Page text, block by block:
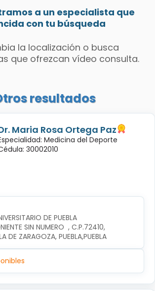
a un especialista que
con tu búsqueda
la localización o busca
que ofrezcan vídeo consulta.
resultados
Maria Rosa Ortega Paz
Medicina del Deporte
30002010
DE PUEBLA
SIN NUMERO  , C.P.72410,
DE ZARAGOZA, PUEBLA,PUEBLA